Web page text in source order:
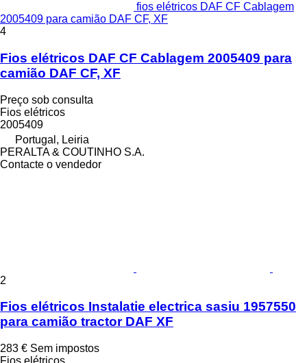
fios elétricos DAF CF Cablagem
2005409 para camião DAF CF, XF
4
Fios elétricos DAF CF Cablagem 2005409 para
camião DAF CF, XF
Preço sob consulta
Fios elétricos
2005409
Portugal, Leiria
PERALTA & COUTINHO S.A.
Contacte o vendedor
2
Fios elétricos Instalatie electrica sasiu 1957550
para camião tractor DAF XF
283 € Sem impostos